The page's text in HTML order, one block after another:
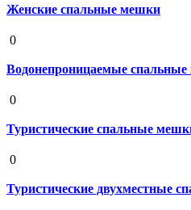
Женские спальные мешки
0
Водонепроницаемые
0
Туристические спальные
0
Туристические двухместные